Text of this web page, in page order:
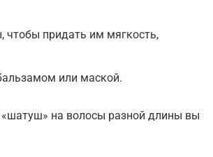
чтобы придать им мягкость,
или маской.
на волосы разной длины вы